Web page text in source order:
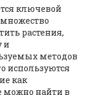
ключевой
растения,
и
методов
используются
как
можно найти в